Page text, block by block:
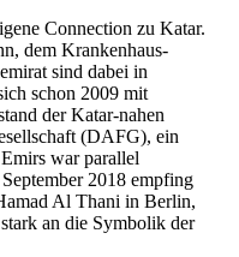
Connection zu Katar.
dem Krankenhaus-
sind dabei in
schon 2009 mit
der Katar-nahen
(DAFG), ein
war parallel
2018 empfing
Al Thani in Berlin,
an die Symbolik der